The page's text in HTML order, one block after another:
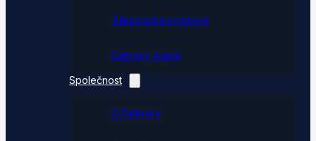
Zákaznická podpora
Dativery Agent
Společnost
O Dativery